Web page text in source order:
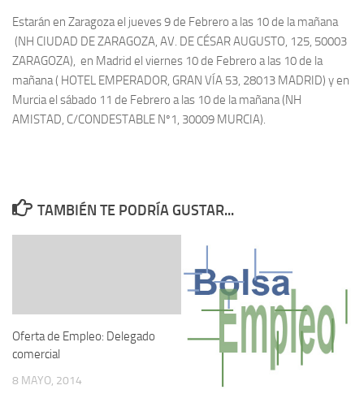
Estarán en Zaragoza el jueves 9 de Febrero a las 10 de la mañana
(NH CIUDAD DE ZARAGOZA, AV. DE CÉSAR AUGUSTO, 125, 50003
ZARAGOZA), en Madrid el viernes 10 de Febrero a las 10 de la
mañana ( HOTEL EMPERADOR, GRAN VÍA 53, 28013 MADRID) y en
Murcia el sábado 11 de Febrero a las 10 de la mañana (NH
AMISTAD, C/CONDESTABLE Nº1, 30009 MURCIA).
TAMBIÉN TE PODRÍA GUSTAR...
Oferta de Empleo: Delegado
comercial
8 MAYO, 2014